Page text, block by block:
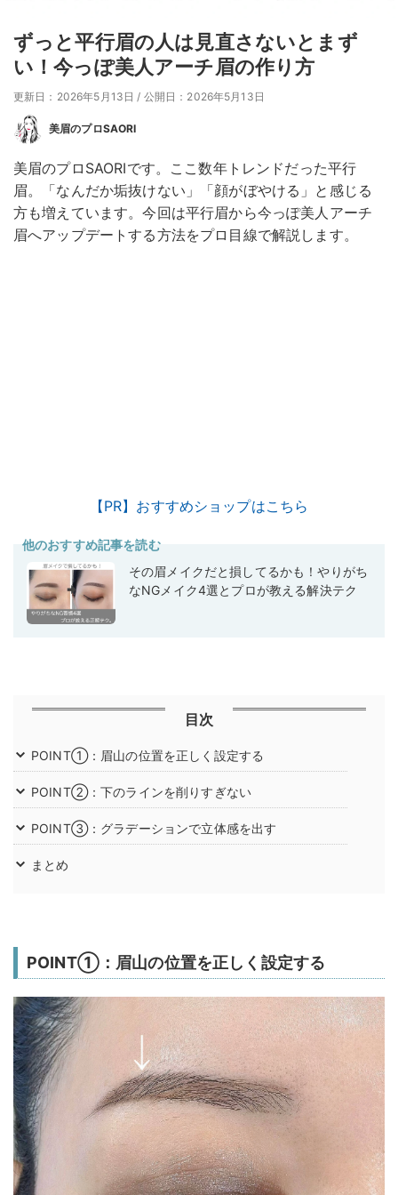
ずっと平行眉の人は見直さないとまず
い！今っぽ美人アーチ眉の作り方
更新日：2026年5月13日 / 公開日：2026年5月13日
美眉のプロSAORI
美眉のプロSAORIです。ここ数年トレンドだった平行
眉。「なんだか垢抜けない」「顔がぼやける」と感じる
方も増えています。今回は平行眉から今っぽ美人アーチ
眉へアップデートする方法をプロ目線で解説します。
【PR】おすすめショップはこちら
他のおすすめ記事を読む
その眉メイクだと損してるかも！やりがち
なNGメイク4選とプロが教える解決テク
目次
POINT①：眉山の位置を正しく設定する
POINT②：下のラインを削りすぎない
POINT③：グラデーションで立体感を出す
まとめ
POINT①：眉山の位置を正しく設定する